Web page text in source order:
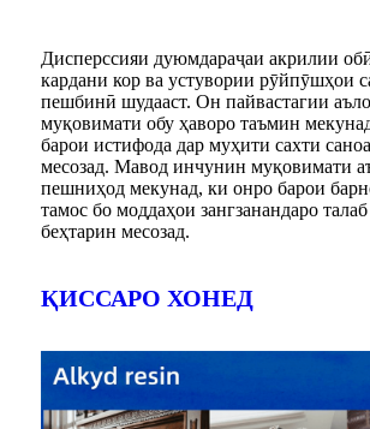
Дисперссияи дуюмдараҷаи акрилии
кардани кор ва устувории рӯйпӯшҳои
пешбинӣ шудааст. Он пайвастагии
муқовимати обу ҳаворо таъмин
барои истифода дар муҳити сахти
месозад. Мавод инчунин муқовимати
пешниҳод мекунад, ки онро барои
тамос бо моддаҳои зангзанандаро
беҳтарин месозад.
ҚИССАРО ХОНЕД